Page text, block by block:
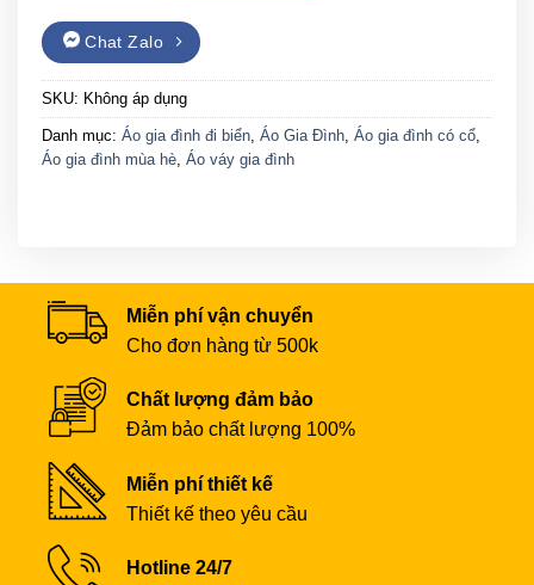
Chat Zalo
SKU: Không áp dụng
Danh mục: Áo gia đình đi biển, Áo Gia Đình, Áo gia đình có cổ,
Áo gia đình mùa hè, Áo váy gia đình
Miễn phí vận chuyển
Cho đơn hàng từ 500k
Chất lượng đảm bảo
Đảm bảo chất lượng 100%
Miễn phí thiết kế
Thiết kế theo yêu cầu
Hotline 24/7